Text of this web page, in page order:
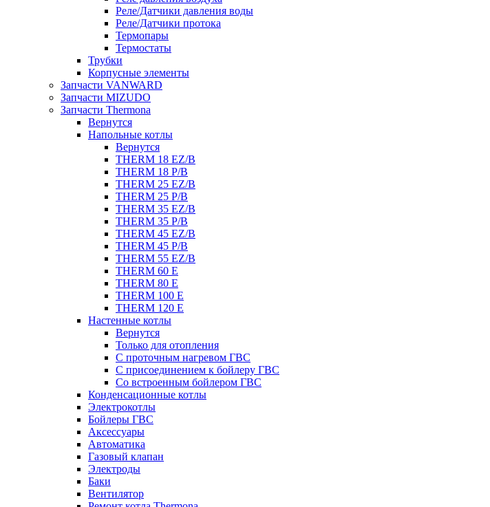
Реле/Датчики давления воды
Реле/Датчики протока
Термопары
Термостаты
Трубки
Корпусные элементы
Запчасти VANWARD
Запчасти MIZUDO
Запчасти Thermona
Вернутся
Напольные котлы
Вернутся
THERM 18 EZ/B
THERM 18 P/B
THERM 25 EZ/B
THERM 25 P/B
THERM 35 EZ/B
THERM 35 P/B
THERM 45 EZ/B
THERM 45 P/B
THERM 55 EZ/B
THERM 60 E
THERM 80 E
THERM 100 E
THERM 120 E
Настенные котлы
Вернутся
Только для отопления
С проточным нагревом ГВС
С присоединением к бойлеру ГВС
Со встроенным бойлером ГВС
Конденсационные котлы
Электрокотлы
Бойлеры ГВС
Аксессуары
Автоматика
Газовый клапан
Электроды
Баки
Вентилятор